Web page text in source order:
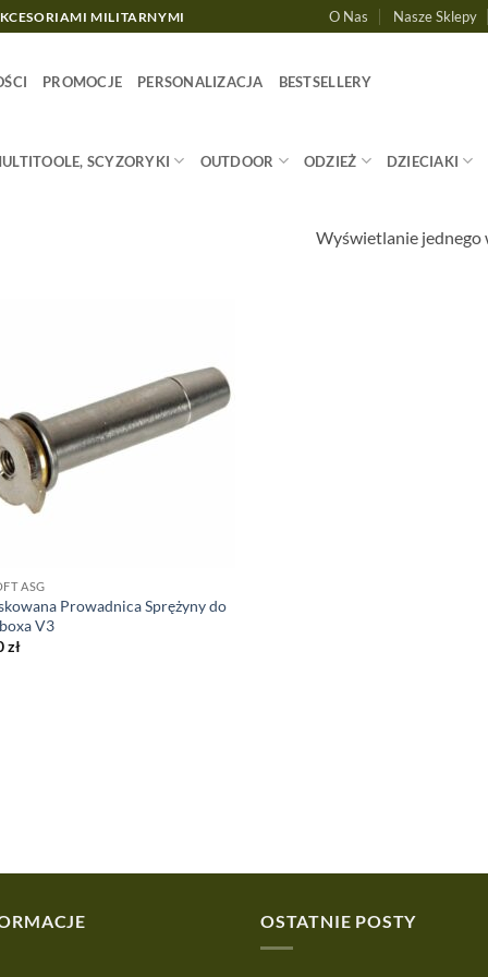
MILITARNYMI O Nas Nasze Sklepy
PROMOCJE PERSONALIZACJA BESTSELLERY
SCYZORYKI OUTDOOR ODZIEŻ DZIECIAKI
Wyświetlanie jednego
ASG
Prowadnica Sprężyny do
V3
zł
OSTATNIE POSTY